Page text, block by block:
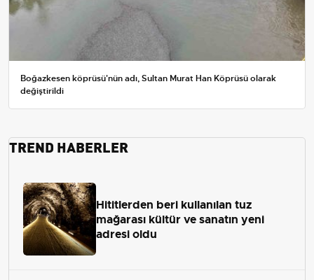
Boğazkesen köprüsü'nün adı, Sultan Murat Han Köprüsü olarak
değiştirildi
TREND HABERLER
Hititlerden beri kullanılan tuz
mağarası kültür ve sanatın yeni
adresi oldu